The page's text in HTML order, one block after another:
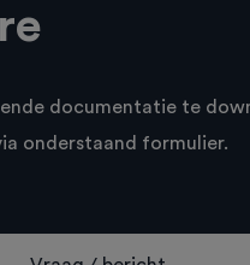
documentatie te
onderstaand formulier.